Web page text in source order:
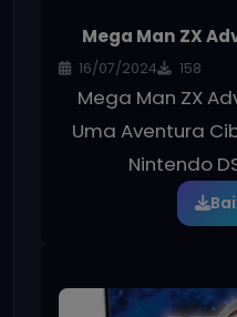
Mega Man ZX
16/07/2024 158
Mega Man ZX
Uma Aventura
Nintendo